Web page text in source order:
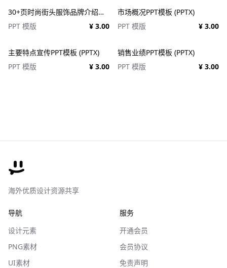
30+页时尚街头服饰品牌介绍营销作品集图文排版演示文稿设计PPT/Keynote模板
PPT 模版
¥ 3.00
市场概况PPT模板 (PPTX)
PPT 模版
¥ 3.00
主要特点宣传PPT模板 (PPTX)
PPT 模版
¥ 3.00
销售业绩PPT模板 (PPTX)
PPT 模版
¥ 3.00
海外优质设计资源共享
导航
设计元素
PNG素材
UI素材
服务
开通会员
会员协议
免责声明